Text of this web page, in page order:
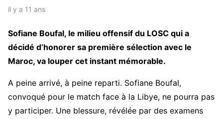
il y a 11 ans
Sofiane Boufal, le milieu offensif du LOSC qui a
décidé d’honorer sa première sélection avec le
Maroc, va louper cet instant mémorable.
A peine arrivé, à peine reparti. Sofiane Boufal,
convoqué pour le match face à la Libye, ne pourra pas
y participer. Une blessure, révélée par des examens